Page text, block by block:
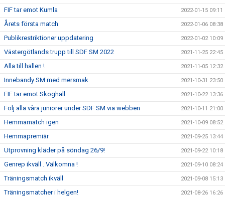
FIF tar emot Kumla 2022-01-15 09:11
Årets första match 2022-01-06 08:38
Publikrestriktioner uppdatering 2022-01-02 10:09
Västergötlands trupp till SDF SM 2022 2021-11-25 22:45
Alla till hallen ! 2021-11-05 12:32
Innebandy SM med mersmak 2021-10-31 23:50
FIF tar emot Skoghall 2021-10-22 13:36
Följ alla våra juniorer under SDF SM via webben 2021-10-11 21:00
Hemmamatch igen 2021-10-09 08:52
Hemmapremiär 2021-09-25 13:44
Utprovning kläder på söndag 26/9! 2021-09-22 10:18
Genrep ikväll . Välkomna ! 2021-09-10 08:24
Träningsmatch ikväll 2021-09-08 15:13
Träningsmatcher i helgen! 2021-08-26 16:26